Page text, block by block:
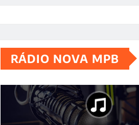
RÁDIO NOVA MPB